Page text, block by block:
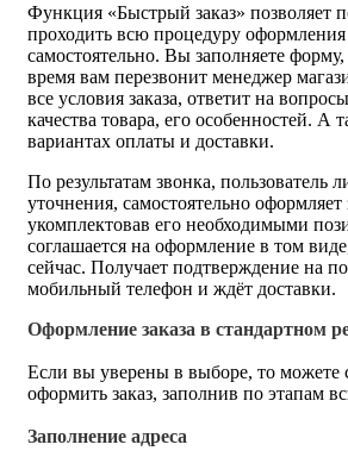
Функция «Быстрый заказ» позволяет
проходить всю процедуру оформления
самостоятельно. Вы заполняете форму,
время вам перезвонит менеджер
все условия заказа, ответит на
качества товара, его особенностей. А
вариантах оплаты и доставки.
По результатам звонка, пользователь
уточнения, самостоятельно оформляет
укомплектовав его необходимыми
соглашается на оформление в том
сейчас. Получает подтверждение на
мобильный телефон и ждёт доставки.
Оформление заказа в стандартном
Если вы уверены в выборе, то можете
оформить заказ, заполнив по этапам
Заполнение адреса